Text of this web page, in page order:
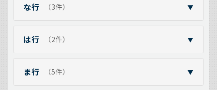
な行 （3件） ▼
は行 （2件） ▼
ま行 （5件） ▼